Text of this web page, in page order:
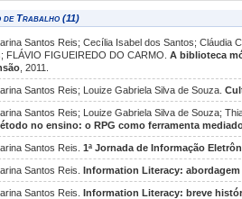
de Trabalho (11)
Santos Reis; Cecília Isabel dos Santos; Cláudia
FLÁVIO FIGUEIREDO DO CARMO.A biblioteca
, 2011.
Santos Reis; Louize Gabriela Silva de Souza.
Santos Reis; Louize Gabriela Silva de Souza;
no ensino: o RPG como ferramenta
Santos Reis. 1ª Jornada de Informação
Santos Reis. Information Literacy:
Santos Reis. Information Literacy: breve